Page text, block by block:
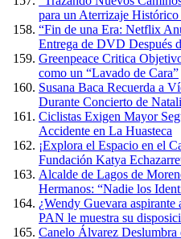
para un Aterrizaje
“Fin de una Era: Netflix
Entrega de DVD Después
Greenpeace Critica
como un “Lavado de Cara”
Susana Baca Recuerda a
Durante Concierto de
Ciclistas Exigen Mayor
Accidente en La Huasteca
¡Explora el Espacio en el
Fundación Katya
Alcalde de Lagos de
Hermanos: “Nadie los
¿Wendy Guevara aspirante
PAN le muestra su
Canelo Álvarez Deslumbra